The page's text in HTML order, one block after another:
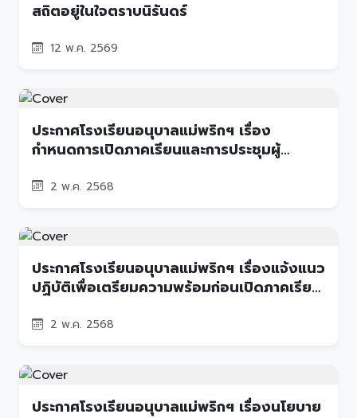
สถิตอยู่ในใจตราบนิรันดร์
12 พ.ค. 2569
ประกาศโรงเรียนอนุบาลแม่พริกฯ เรื่อง
กำหนดการเปิดภาคเรียนและการประชุมผู้
2 พ.ค. 2568
ประกาศโรงเรียนอนุบาลแม่พริกฯ เรื่องแจ้งแนว
ปฏิบัติเพื่อเตรียมความพร้อมก่อนเปิดภาคเรียน
2 พ.ค. 2568
ประกาศโรงเรียนอนุบาลแม่พริกฯ เรื่องนโยบาย